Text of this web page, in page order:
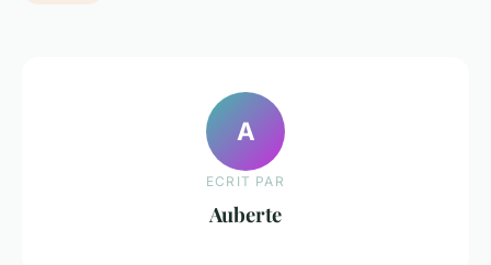
A
ECRIT PAR
Auberte